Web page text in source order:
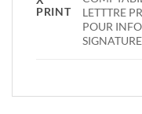
PRINT
LETTTRE
POUR